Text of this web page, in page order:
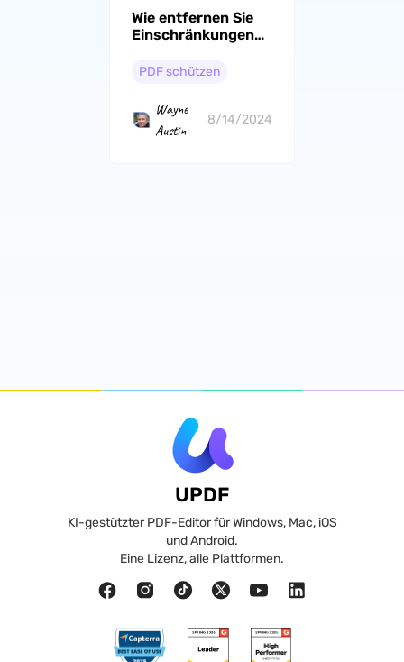
Wie entfernen Sie
Einschränkungen
Berechtigungen
PDF schützen
Wayne
Austin
8/14/2024
UPDF
KI-gestützter PDF-Editor für Windows, Mac, iOS
und Android.
Eine Lizenz, alle Plattformen.